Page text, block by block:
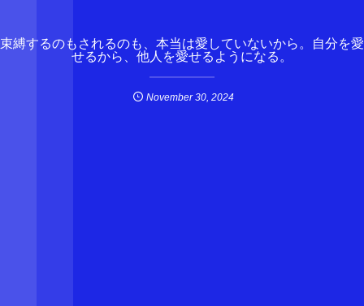
束縛するのもされるのも、本当は愛していないから。自分を愛
せるから、他人を愛せるようになる。
November 30, 2024